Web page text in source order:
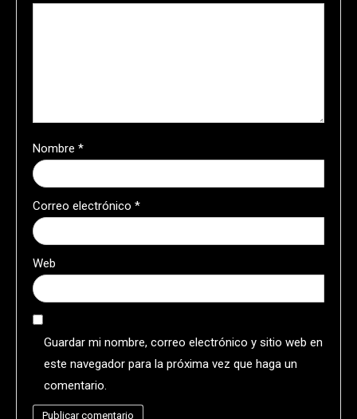
Nombre *
Correo electrónico *
Web
Guardar mi nombre, correo electrónico y sitio web en
este navegador para la próxima vez que haga un
comentario.